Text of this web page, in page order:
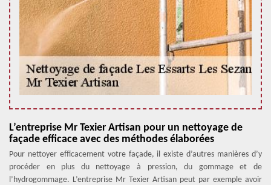
L’entreprise Mr Texier Artisan pour un nettoyage de
façade efficace avec des méthodes élaborées
Pour nettoyer efficacement votre façade, il existe d’autres manières d’y
procéder en plus du nettoyage à pression, du gommage et de
l’hydrogommage. L’entreprise Mr Texier Artisan peut par exemple avoir